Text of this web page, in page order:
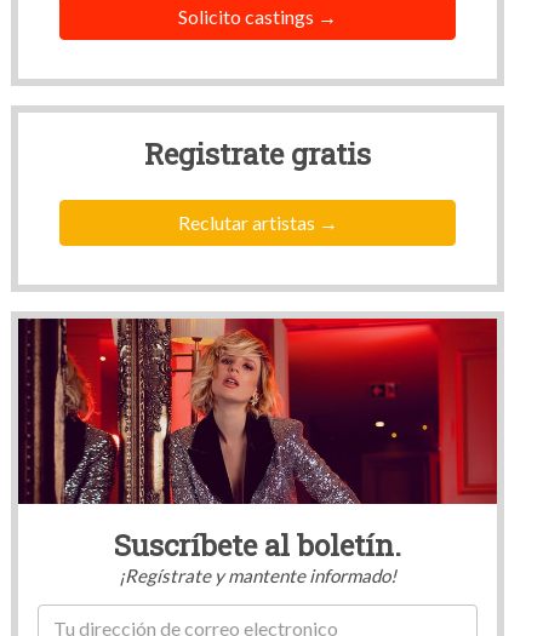
Solicito castings
Registrategratis
Reclutar artistas
Suscríbete al boletín.
¡Regístrate y mantente informado!